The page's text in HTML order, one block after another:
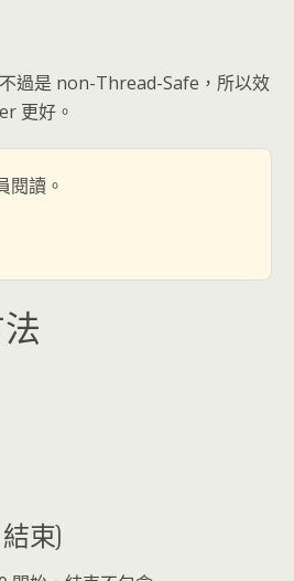
過是 non-Thread-Safe，所以效
更好。
閱讀。
結束)